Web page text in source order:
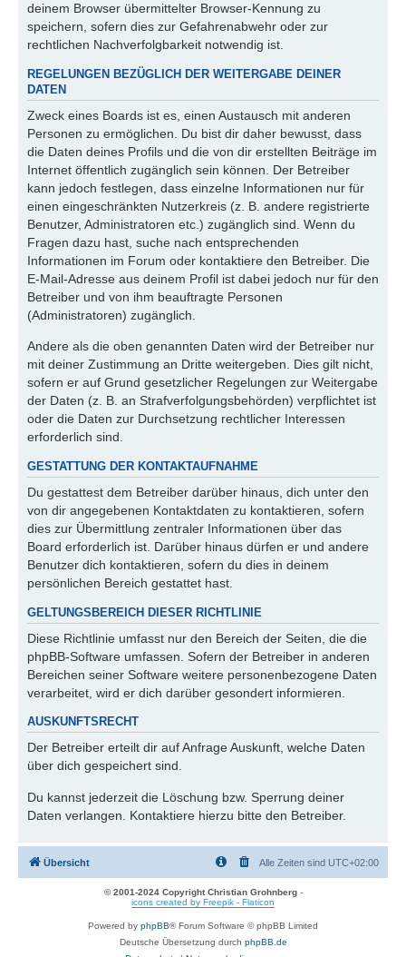
deinem Browser übermittelter Browser-Kennung zu
speichern, sofern dies zur Gefahrenabwehr oder zur
rechtlichen Nachverfolgbarkeit notwendig ist.
REGELUNGEN BEZÜGLICH DER WEITERGABE DEINER
DATEN
Zweck eines Boards ist es, einen Austausch mit anderen
Personen zu ermöglichen. Du bist dir daher bewusst, dass
die Daten deines Profils und die von dir erstellten Beiträge im
Internet öffentlich zugänglich sein können. Der Betreiber
kann jedoch festlegen, dass einzelne Informationen nur für
einen eingeschränkten Nutzerkreis (z. B. andere registrierte
Benutzer, Administratoren etc.) zugänglich sind. Wenn du
Fragen dazu hast, suche nach entsprechenden
Informationen im Forum oder kontaktiere den Betreiber. Die
E-Mail-Adresse aus deinem Profil ist dabei jedoch nur für den
Betreiber und von ihm beauftragte Personen
(Administratoren) zugänglich.
Andere als die oben genannten Daten wird der Betreiber nur
mit deiner Zustimmung an Dritte weitergeben. Dies gilt nicht,
sofern er auf Grund gesetzlicher Regelungen zur Weitergabe
der Daten (z. B. an Strafverfolgungsbehörden) verpflichtet ist
oder die Daten zur Durchsetzung rechtlicher Interessen
erforderlich sind.
GESTATTUNG DER KONTAKTAUFNAHME
Du gestattest dem Betreiber darüber hinaus, dich unter den
von dir angegebenen Kontaktdaten zu kontaktieren, sofern
dies zur Übermittlung zentraler Informationen über das
Board erforderlich ist. Darüber hinaus dürfen er und andere
Benutzer dich kontaktieren, sofern du dies in deinem
persönlichen Bereich gestattet hast.
GELTUNGSBEREICH DIESER RICHTLINIE
Diese Richtlinie umfasst nur den Bereich der Seiten, die die
phpBB-Software umfassen. Sofern der Betreiber in anderen
Bereichen seiner Software weitere personenbezogene Daten
verarbeitet, wird er dich darüber gesondert informieren.
AUSKUNFTSRECHT
Der Betreiber erteilt dir auf Anfrage Auskunft, welche Daten
über dich gespeichert sind.
Du kannst jederzeit die Löschung bzw. Sperrung deiner
Daten verlangen. Kontaktiere hierzu bitte den Betreiber.
Übersicht Alle Zeiten sind UTC+02:00
© 2001-2024 Copyright Christian Grohnberg-
icons created by Freepik - Flaticon
Powered by phpBB® Forum Software © phpBB Limited
Deutsche Übersetzung durch phpBB.de